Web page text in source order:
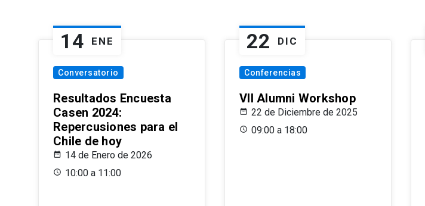
14 ENE
Conversatorio
Resultados Encuesta
Casen 2024:
Repercusiones para el
Chile de hoy
14 de Enero de 2026
10:00 a 11:00
22 DIC
Conferencias
VII Alumni Workshop
22 de Diciembre de 2025
09:00 a 18:00